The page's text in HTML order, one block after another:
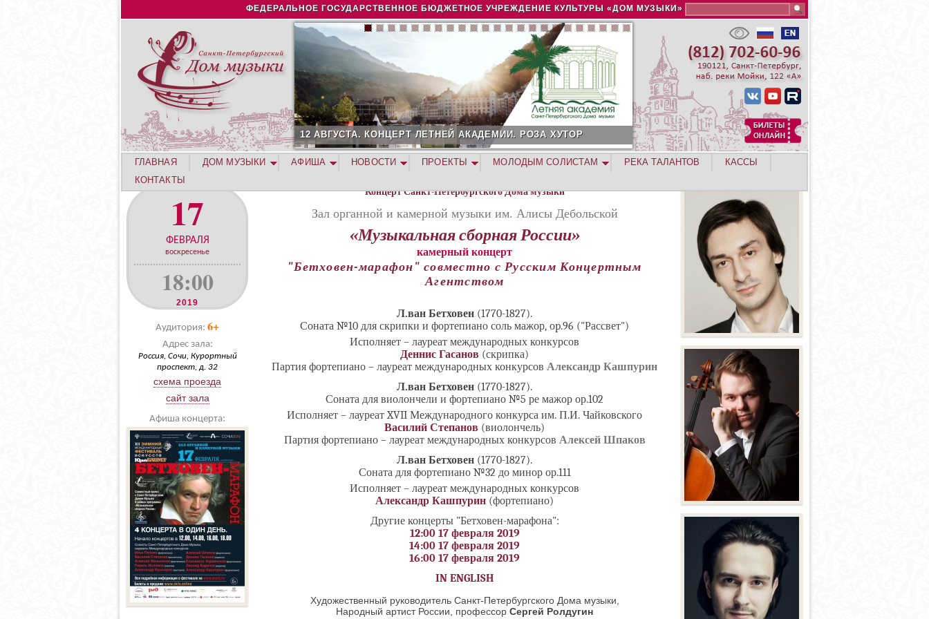
Jump to navigation
ФЕДЕРАЛЬНОЕ ГОСУДАРСТВЕННОЕ БЮДЖЕТНОЕ УЧРЕЖДЕНИЕ КУЛЬТУРЫ «ДОМ МУЗЫКИ»
12 АВГУСТА. КОНЦЕРТ ЛЕТНЕЙ АКАДЕМИИ. РОЗА ХУТОР
17
ФЕВРАЛЯ
воскресенье
18:00
2019
Аудитория: 6+
Адрес зала:
Россия, Сочи, Курортный
проспект, д. 32
схема проезда
сайт зала
Афиша концерта:
Концерт Санкт-Петербургского Дома музыки
Зал органной и камерной музыки им. Алисы Дебольской
«Музыкальная сборная России»
камерный концерт
"Бетховен-марафон" совместно с Русским Концертным
Агентством
Л.ван Бетховен (1770-1827).
Соната №10 для скрипки и фортепиано соль мажор, оp.96 ("Рассвет")
Исполняет – лауреат международных конкурсов
Деннис Гасанов (скрипка)
Партия фортепиано – лауреат международных конкурсов Александр Кашпурин
Л.ван Бетховен (1770-1827).
Соната для виолончели и фортепиано №5 ре мажор ор.102
Исполняет – лауреат XVII Международного конкурса им. П.И. Чайковского
Василий Степанов (виолончель)
Партия фортепиано – лауреат международных конкурсов Алексей Шпаков
Л.ван Бетховен (1770-1827).
Соната для фортепиано №32 до минор ор.111
Исполняет – лауреат международных конкурсов
Александр Кашпурин (фортепиано)
Другие концерты "Бетховен-марафона":
12:00 17 февраля 2019
14:00 17 февраля 2019
16:00 17 февраля 2019
IN ENGLISH
Художественный руководитель Санкт-Петербургского Дома музыки,
Народный артист России, профессор Сергей Ролдугин
ГЛАВНАЯ ДОМ МУЗЫКИ АФИША НОВОСТИ ПРОЕКТЫ МОЛОДЫМ СОЛИСТАМ РЕКА ТАЛАНТОВ
КАССЫ
КОНТАКТЫ